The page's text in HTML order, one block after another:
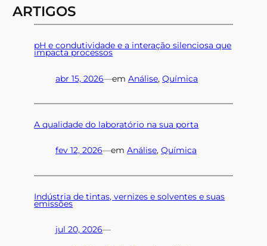
ARTIGOS
pH e condutividade e a interação silenciosa que
impacta processos
abr 15, 2026—emAnálise, Química
A qualidade do laboratório na sua porta
fev 12, 2026—emAnálise, Química
Indústria de tintas, vernizes e solventes e suas
emissões
jul 20, 2026—